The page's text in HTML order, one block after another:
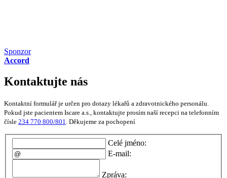
Sponzor
Accord
Kontaktujte nás
Kontaktní formulář je určen pro dotazy lékařů a zdravotnického personálu.
Pokud jste pacientem Iscare a.s., kontaktujte prosím naší recepci na telefonním
čísle 234 770 800/801. Děkujeme za pochopení
Celé jméno:
E-mail:
Zpráva: